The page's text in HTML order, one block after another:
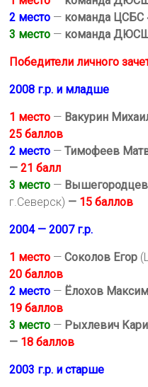
2 место — команда ЦСБС
3 место — команда
Победители личного
2008 г.р. и младше
1 место — Вакурин
25 баллов
2 место —Тимофеев
—21 балл
3 место —
г.Северск) — 15 баллов
2004 — 2007 г.р.
1 место —Соколов Егор
20 баллов
2 место — Ёлохов Максим
19 баллов
3 место — Рыхлевич
— 18 баллов
2003 г.р. и старше